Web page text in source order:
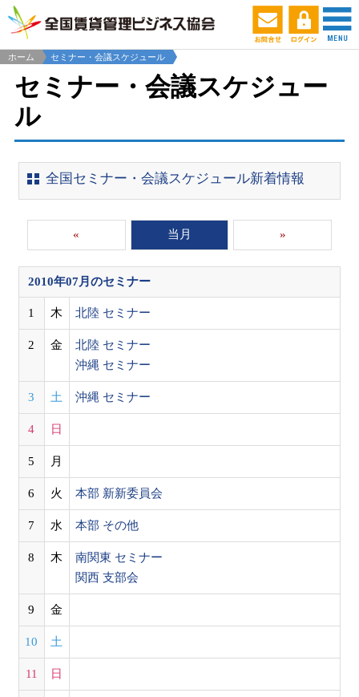
ホーム セミナー・会議スケジュール
セミナー・会議スケジュー
ル
全国セミナー・会議スケジュール新着情報
« 当月 »
2010年07月のセミナー
1 木 北陸 セミナー
2 金
北陸 セミナー
沖縄 セミナー
3 土 沖縄 セミナー
4 日
5 月
6 火 本部 新新委員会
7 水 本部 その他
8 木
南関東 セミナー
関西 支部会
9 金
10 土
11 日